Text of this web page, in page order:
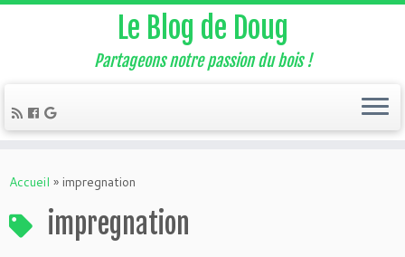
Le Blog de Doug
Partageons notre passion du bois !
Accueil » impregnation
impregnation